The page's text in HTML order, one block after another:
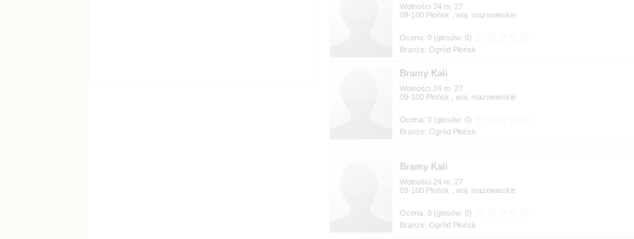
Wolności 24 m. 27
09-100
, woj.
Branże: Ogród Płońsk
Bramy Kali
Wolności 24 m. 27
09-100
, woj.
Branże: Ogród Płońsk
Bramy Kali
Wolności 24 m. 27
09-100
, woj.
Branże: Ogród Płońsk